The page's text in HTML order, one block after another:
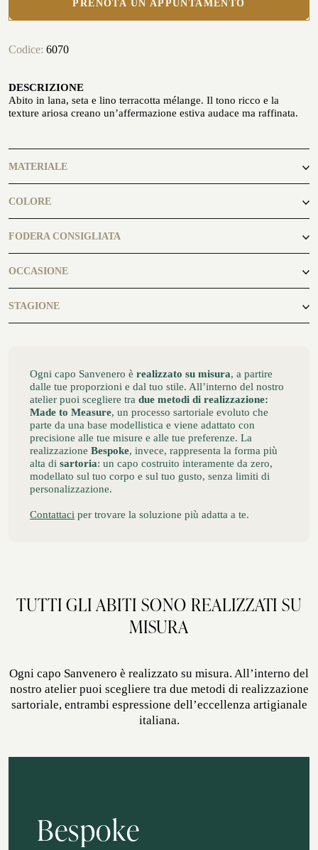
In riva al mare
CERIMONIA
LA STORIA
ATELIER MILANO SFORZA
ATELIER SAVONA
PRENOTA UN APPUNTAMENTO
Codice: 6070
DESCRIZIONE
Abito in lana, seta e lino terracotta mélange. Il tono ricco e la
texture ariosa creano un’affermazione estiva audace ma raffinata.
MATERIALE
71%Lana
15%Seta
14%Lino
COLORE
terracotta
FODERA CONSIGLIATA
Orange
OCCASIONE
casual
STAGIONE
Ogni capo Sanvenero è realizzato su misura, a partire
dalle tue proporzioni e dal tuo stile. All’interno del nostro
atelier puoi scegliere tra due metodi di realizzazione:
Made to Measure, un processo sartoriale evoluto che
parte da una base modellistica e viene adattato con
precisione alle tue misure e alle tue preferenze. La
realizzazione Bespoke, invece, rappresenta la forma più
alta di sartoria: un capo costruito interamente da zero,
modellato sul tuo corpo e sul tuo gusto, senza limiti di
personalizzazione.
Contattaci per trovare la soluzione più adatta a te.
TUTTI GLI ABITI SONO REALIZZATI SU
MISURA
Ogni capo Sanvenero è realizzato su misura. All’interno del
nostro atelier puoi scegliere tra due metodi di realizzazione
sartoriale, entrambi espressione dell’eccellenza artigianale
italiana.
Bespoke